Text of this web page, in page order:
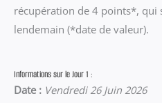
récupération de 4 points*, qui
lendemain (*date de valeur).
Informations sur le Jour 1 :
Date : Vendredi 26 Juin 2026